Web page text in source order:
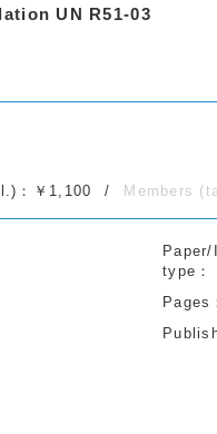
UN R51-03
：￥1,100 Members
type
Pages